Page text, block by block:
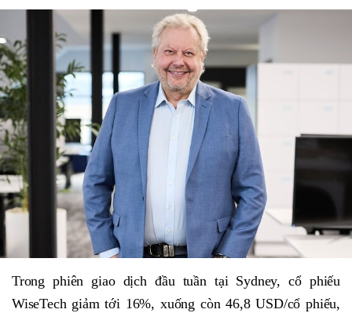
Trong phiên giao dịch đầu tuần tại Sydney, cổ phiếu
WiseTech giảm tới 16%, xuống còn 46,8 USD/cổ phiếu,